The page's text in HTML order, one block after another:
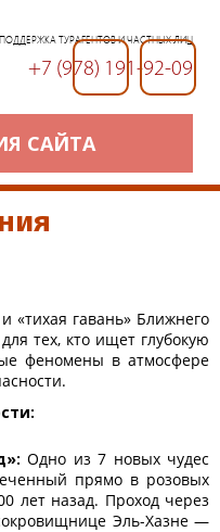
САЙТА
ПОДДЕРЖКА ТУРАГЕНТОВ И ЧАСТНЫХ ЛИЦ
+7 (978) 191-92-09
«тихая гавань» Ближнего
тех, кто ищет глубокую
феномены в атмосфере
Одно из 7 новых чудес
прямо в розовых
лет назад. Проход через
Эль-Хазне —